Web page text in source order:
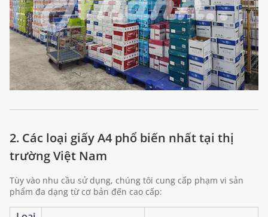
2. Các loại giấy A4 phổ biến nhất tại thị
trường Việt Nam
Tùy vào nhu cầu sử dụng, chúng tôi cung cấp phạm vi sản
phẩm đa dạng từ cơ bản đến cao cấp: